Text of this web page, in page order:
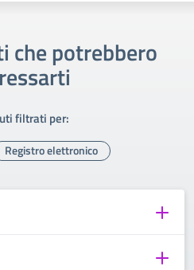
che potrebbero
filtrati per:
Registro elettronico